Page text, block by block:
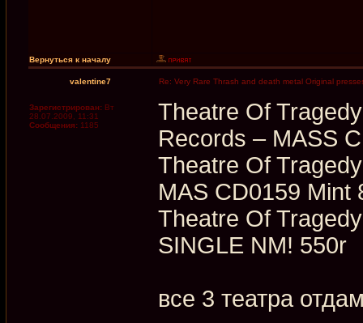
Вернуться к началу
valentine7 Re: Very Rare Thrash and death metal Original
Зарегистрирован: Вт
28.07.2009, 11:31
Сообщения: 1185
Theatre Of
Records ‎– MASS
Theatre Of
MAS CD0159 Mint
Theatre Of
SINGLE NM! 550r
все 3 театра